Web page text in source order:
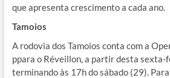
que apresenta crescimento a cada ano.
Tamoios
A rodovia dos Tamoios conta com a
ppara o Réveillon, a partir desta sexta-
terminando às 17h do sábado (29).